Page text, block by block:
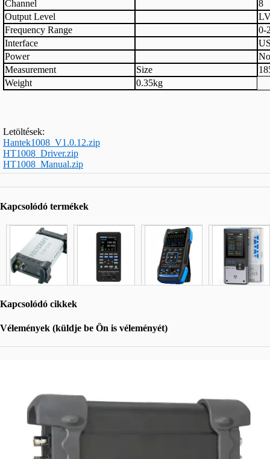
Channel
8
Output Level
Frequency Range
0-
Interface
Power
Measurement
Size
Weight
0.35kg
Letöltések:
Hantek1008_V1.0.12.zip
HT1008_Driver.zip
HT1008_Manual.zip
Kapcsolódó termékek
Kapcsolódó cikkek
Vélemények (küldje be Ön is véleményét)